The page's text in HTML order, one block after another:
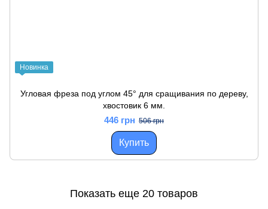
Новинка
Угловая фреза под углом 45° для сращивания по дереву,
хвостовик 6 мм.
446 грн 506 грн
Купить
Показать еще 20 товаров